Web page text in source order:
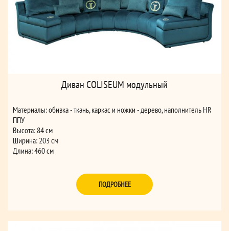
Диван COLISEUM модульный
Материалы: обивка - ткань, каркас и ножки - дерево, наполнитель HR
ППУ
Высота: 84 см
Ширина: 203 см
Длина: 460 см
ПОДРОБНЕЕ